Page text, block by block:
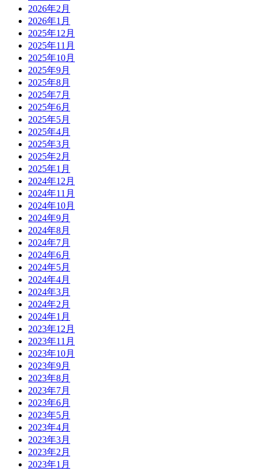
2026年2月
2026年1月
2025年12月
2025年11月
2025年10月
2025年9月
2025年8月
2025年7月
2025年6月
2025年5月
2025年4月
2025年3月
2025年2月
2025年1月
2024年12月
2024年11月
2024年10月
2024年9月
2024年8月
2024年7月
2024年6月
2024年5月
2024年4月
2024年3月
2024年2月
2024年1月
2023年12月
2023年11月
2023年10月
2023年9月
2023年8月
2023年7月
2023年6月
2023年5月
2023年4月
2023年3月
2023年2月
2023年1月